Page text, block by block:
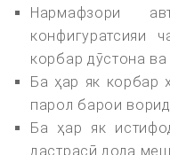
Нармафзори
конфигуратсияи
корбар дӯстона ва
Ба ҳар як корбар
парол барои
Ба ҳар як
дастрасӣ дода